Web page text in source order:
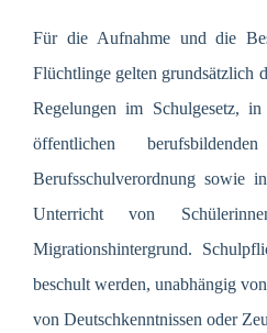
Für die Aufnahme und die
Flüchtlinge gelten grundsätzlich
Regelungen im Schulgesetz,
öffentlichen
Berufsschulverordnung sowie
Unterricht von
Migrationshintergrund.
beschult werden, unabhängig
von Deutschkenntnissen oder